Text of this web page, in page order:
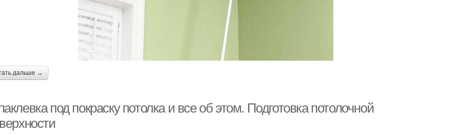
дальше →
под покраску потолка и все об этом. Подготовка потолочной